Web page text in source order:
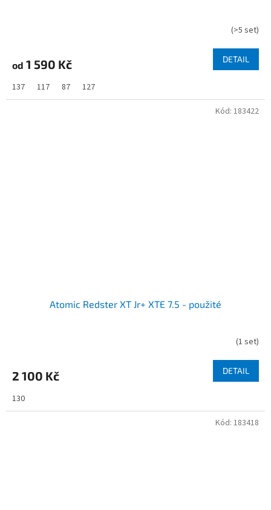
(>5 set)
od 1 590 Kč DETAIL
137 117 87 127
Atomic Redster XT Jr+ XTE 7.5 - použité
(1 set)
2 100 Kč DETAIL
130
Kód: 183422
Kód: 183418